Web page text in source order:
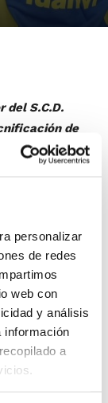
personalizar
de redes
web con
y análisis
información
a
del S.C.D.
de
próximo
en
de
de
reconocer las
medios